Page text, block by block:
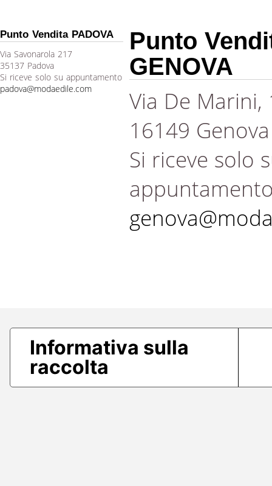
Punto Vendita PADOVA
Via Savonarola 217
35137 Padova
Si riceve solo su appuntamento
padova@modaedile.com
Punto
GENOVA
Via De Marini,
16149 Genova
Si riceve solo
Informativa sulla
raccolta